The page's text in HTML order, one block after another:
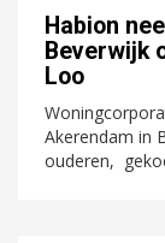
Habion
Beverwijk
Loo
Akerendam in
ouderen,